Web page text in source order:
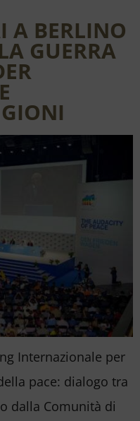
A BERLINO
GUERRA
Internazionale per
pace: dialogo tra
dalla Comunità di